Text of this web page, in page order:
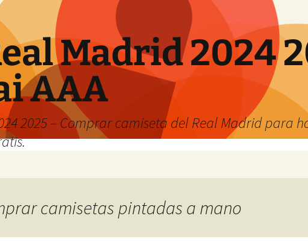
Madrid 2024
AAA
2025 – Comprar camiseta del Real Madrid para
camisetas pintadas a mano